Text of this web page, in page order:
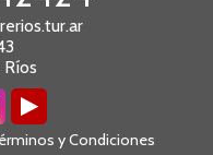
y Condiciones